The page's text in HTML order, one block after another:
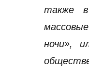
также в
ночи»,